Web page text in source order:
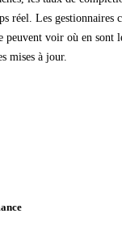
réel. Les gestionnaires
peuvent voir où en sont
mises à jour.